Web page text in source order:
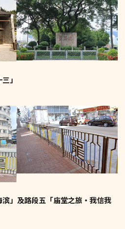
」
滨」及路段五「庙堂之旅‧我信我